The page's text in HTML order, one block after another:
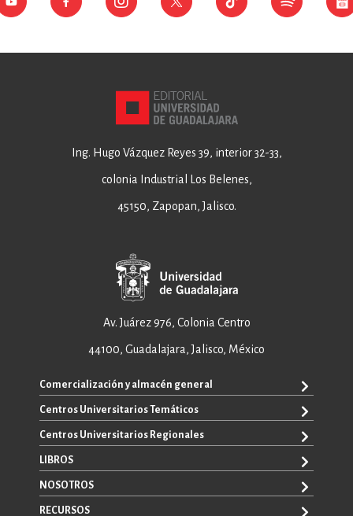
Ing. Hugo Vázquez Reyes 39, interior 32-33,
colonia Industrial Los Belenes,
45150, Zapopan, Jalisco.
Av. Juárez 976, Colonia Centro
44100, Guadalajara, Jalisco, México
Comercialización y almacén general
+52 33 3640 6326
+52 33 3640 4595
ventas@editorial.udg.mx
WhatsApp: +52 33 1433 6869
Centros Universitarios Temáticos
CUAAD
CUCEA
CUCBA
Centros Universitarios Regionales
CUALTOS
CUCHAPALA
LIBROS
TODOS LOS LIBROS
E-BOOKS
NOSOTROS
RECURSOS